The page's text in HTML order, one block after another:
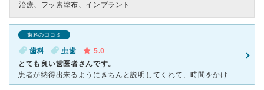
治療、フッ素塗布、インプラント
歯科の口コミ
歯科 虫歯
5.0
とても良い歯医者さんです。
患者が納得出来るようにきちんと説明してくれて、時間をかけて丁寧に治療してくれました。 麻酔なども極力痛くないように配慮してくれて、またこちらの要望も聞いてくれて、今までの歯医者の中では一番良いです。